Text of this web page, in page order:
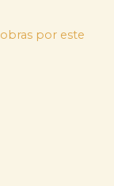
por este